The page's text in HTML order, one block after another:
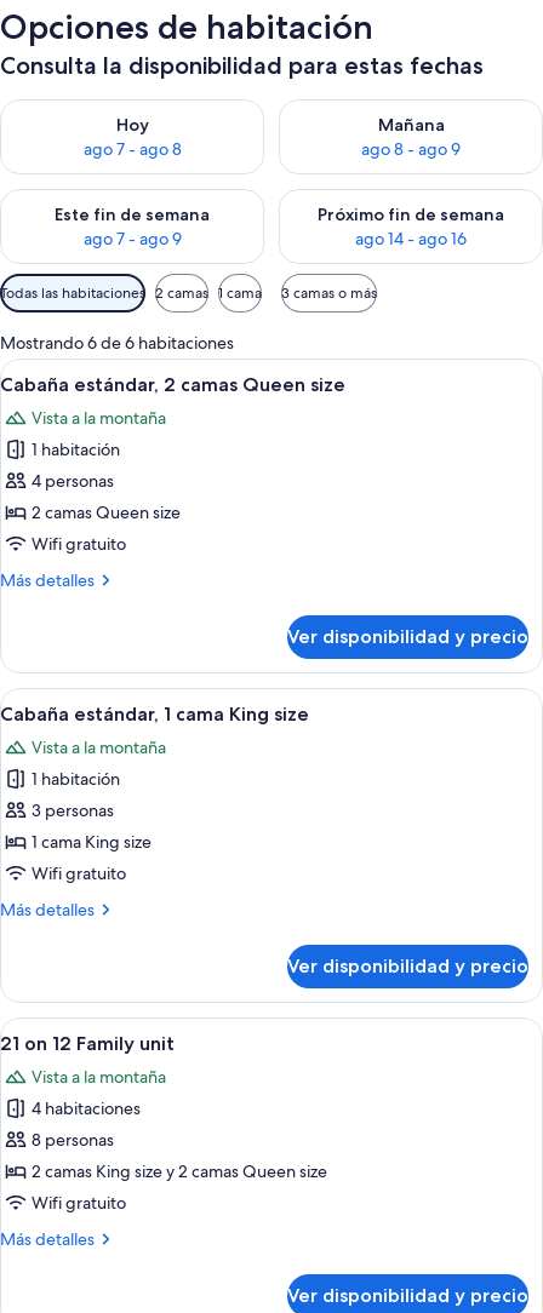
Opciones de habitación
Consulta la disponibilidad para estas fechas
Hoy
ago 7 - ago 8
Consulta la disponibilidad para hoy ago 7 - ago 8
Mañana
ago 8 - ago 9
Consulta la disponibilidad
Este fin de semana
ago 7 - ago 9
Consulta la disponibilidad para este fin de semana ago 7 -
Próximo fin de semana
ago 14 - ago 16
Consulta la disponibilidad
Filtros
disponibles
para
las
habitaciones
Todas las habitaciones 2 camas 1 cama 3 camas o más
Mostrando 6 de 6 habitaciones
Ver
todas
las
fotos
de
Cabaña
estándar,
camas
Wifi gratis, decoración personalizada
8
Cabaña estándar, 2 camas Queen size
Vista a la montaña
1 habitación
4 personas
2 camas Queen size
Wifi gratuito
Más detalles
Más
estándar,
camas
size
Ver disponibilidad y precio
Ver
todas
las
fotos
de
Cabaña
estándar,
cama
Habitación tipo cabaña de madera
7
Cabaña estándar, 1 cama King size
Vista a la montaña
1 habitación
3 personas
1 cama King size
Wifi gratuito
Más detalles
Más
estándar,
cama
size
Ver disponibilidad y precio
Ver
todas
las
fotos
de
21
on
Family
Un dormitorio con una cama, dos
19
21 on 12 Family unit
Vista a la montaña
4 habitaciones
8 personas
2 camas King size y 2 camas Queen size
Wifi gratuito
Más detalles
Más
Ver disponibilidad y precio